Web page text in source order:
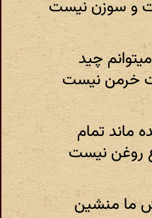
و سوزن نیست
چید
خرمن نیست
ماند تمام
روغن نیست
ما منشین